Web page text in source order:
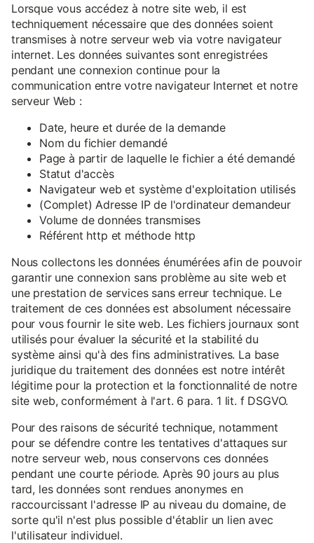
Lorsque vous accédez à notre site web, il est
techniquement nécessaire que des données soient
transmises à notre serveur web via votre navigateur
internet. Les données suivantes sont enregistrées
pendant une connexion continue pour la
communication entre votre navigateur Internet et notre
serveur Web :
Date, heure et durée de la demande
Nom du fichier demandé
Page à partir de laquelle le fichier a été demandé
Statut d'accès
Navigateur web et système d'exploitation utilisés
(Complet) Adresse IP de l'ordinateur demandeur
Volume de données transmises
Référent http et méthode http
Nous collectons les données énumérées afin de pouvoir
garantir une connexion sans problème au site web et
une prestation de services sans erreur technique. Le
traitement de ces données est absolument nécessaire
pour vous fournir le site web. Les fichiers journaux sont
utilisés pour évaluer la sécurité et la stabilité du
système ainsi qu'à des fins administratives. La base
juridique du traitement des données est notre intérêt
légitime pour la protection et la fonctionnalité de notre
site web, conformément à l'art. 6 para. 1 lit. f DSGVO.
Pour des raisons de sécurité technique, notamment
pour se défendre contre les tentatives d'attaques sur
notre serveur web, nous conservons ces données
pendant une courte période. Après 90 jours au plus
tard, les données sont rendues anonymes en
raccourcissant l'adresse IP au niveau du domaine, de
sorte qu'il n'est plus possible d'établir un lien avec
l'utilisateur individuel.